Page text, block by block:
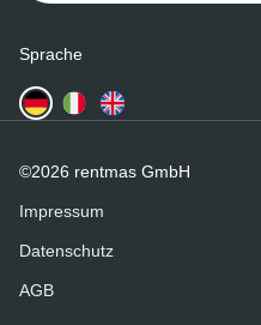
Sprache
©2026 rentmas GmbH
Impressum
Datenschutz
AGB